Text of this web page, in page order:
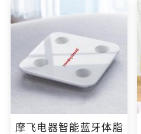
摩飞电器智能蓝牙体脂